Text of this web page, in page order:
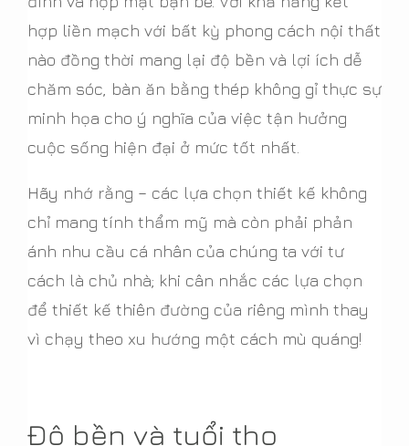
hợp liền mạch với bất kỳ phong cách nội thất
nào đồng thời mang lại độ bền và lợi ích dễ
chăm sóc, bàn ăn bằng thép không gỉ thực sự
minh họa cho ý nghĩa của việc tận hưởng
cuộc sống hiện đại ở mức tốt nhất.
Hãy nhớ rằng – các lựa chọn thiết kế không
chỉ mang tính thẩm mỹ mà còn phải phản
ánh nhu cầu cá nhân của chúng ta với tư
cách là chủ nhà; khi cân nhắc các lựa chọn
để thiết kế thiên đường của riêng mình thay
vì chạy theo xu hướng một cách mù quáng!
Độ bền và tuổi thọ